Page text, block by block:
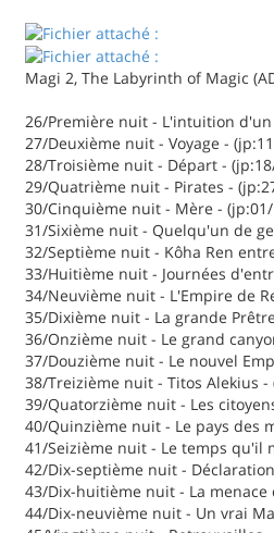
Magi 2, The Labyrinth of Magic
26/Première nuit - L'intuition d'un
27/Deuxième nuit - Voyage -
28/Troisième nuit - Départ -
29/Quatrième nuit - Pirates -
30/Cinquième nuit - Mère -
31/Sixième nuit - Quelqu'un de
32/Septième nuit - Kôha Ren
33/Huitième nuit - Journées
34/Neuvième nuit - L'Empire de
35/Dixième nuit - La grande
36/Onzième nuit - Le grand
37/Douzième nuit - Le nouvel
38/Treizième nuit - Titos Alekius -
39/Quatorzième nuit - Les
40/Quinzième nuit - Le pays des
41/Seizième nuit - Le temps qu'il
42/Dix-septième nuit -
43/Dix-huitième nuit - La menace
44/Dix-neuvième nuit - Un vrai